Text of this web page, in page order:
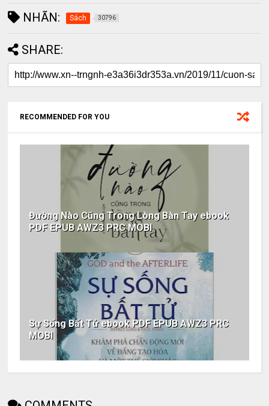
NHÃN: Sách 30796
SHARE:
RECOMMENDED FOR YOU
Đường Nào Cũng Trong Lòng Bàn Tay ebook
PDF EPUB AWZ3 PRC MOBI
Sự Sống Bất Tử ebook PDF EPUB AWZ3 PRC
MOBI